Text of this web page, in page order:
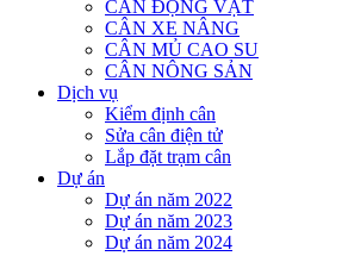
CÂN ĐỘNG VẬT
CÂN XE NÂNG
CÂN MỦ CAO SU
CÂN NÔNG SẢN
Dịch vụ
Kiểm định cân
Sửa cân điện tử
Lắp đặt trạm cân
Dự án
Dự án năm 2022
Dự án năm 2023
Dự án năm 2024